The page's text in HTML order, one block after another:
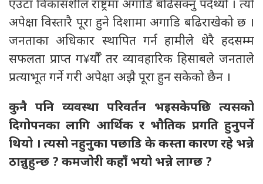
एउटा विकासशील राष्ट्रमा अगाडि बढिसक्नु पर्दथ्यो । त्यो
अपेक्षा विस्तारै पूरा हुने दिशामा अगाडि बढिराखेको छ ।
जनताका अधिकार स्थापित गर्न हामीले धेरै हदसम्म
सफलता प्राप्त ग¥र्यौँ तर व्यावहारिक हिसाबले जनताले
प्रत्याभूत गर्ने गरी अपेक्षा अझै पूरा हुन सकेको छैन ।
कुनै पनि व्यवस्था परिवर्तन भइसकेपछि त्यसको
दिगोपनका लागि आर्थिक र भौतिक प्रगति हुनुपर्ने
थियो । त्यसो नहुनुका पछाडि के कस्ता कारण रहे भन्ने
ठान्नुहुन्छ ? कमजोरी कहाँ भयो भन्ने लाग्छ ?